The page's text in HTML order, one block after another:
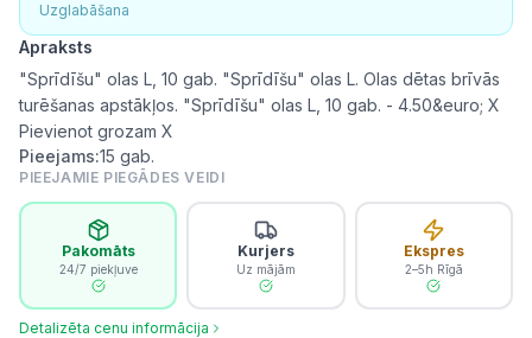
Uzglabāšana
Apraksts
"Sprīdīšu" olas L, 10 gab. "Sprīdīšu" olas L. Olas dētas brīvās
turēšanas apstākļos. "Sprīdīšu" olas L, 10 gab. - 4.50&euro; X
Pievienot grozam X
Pieejams:15 gab.
PIEEJAMIE PIEGĀDES VEIDI
Pakomāts
24/7 piekļuve
Kurjers
Uz mājām
Ekspres
2–5h Rīgā
Detalizēta cenu informācija